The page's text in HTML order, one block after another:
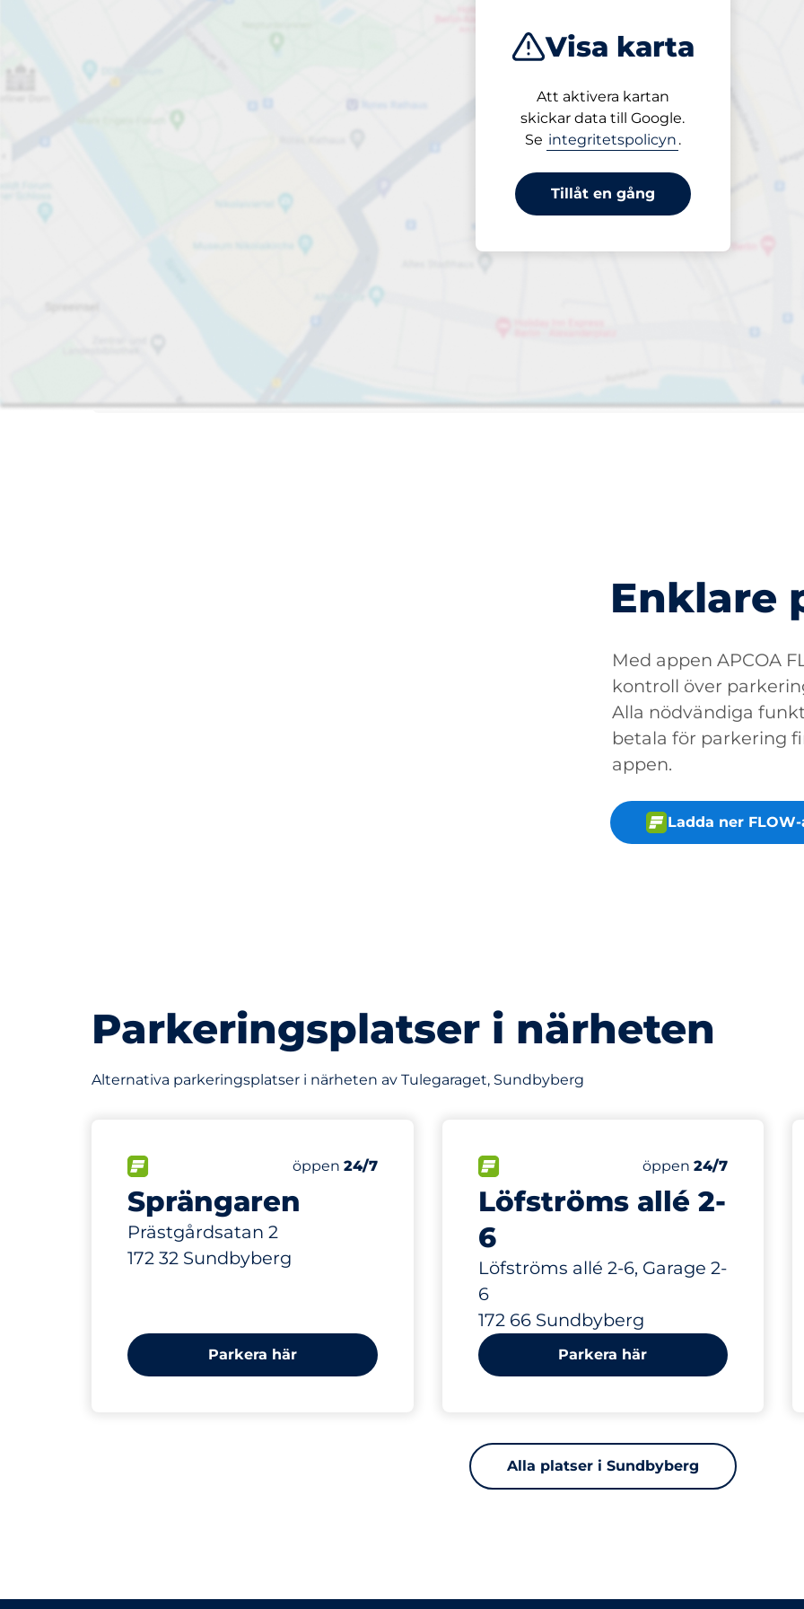
Visa karta
Att aktivera kartan
skickar data till Google.
Se integritetspolicyn .
Tillåt en gång
Öppet nu
Infartshöjd
Från 15,00 kr
Priser och betalning
Enklare
Med appen APCOA
kontroll över
Alla nödvändiga
betala för parkering
appen.
Ladda ner
Parkeringsplatser i närheten
Alternativa parkeringsplatser i närheten av Tulegaraget, Sundbyberg
Sprängaren
Prästgårdsatan 2
172 32 Sundbyberg
Antal parkeringsplatser:
Totalt antal platser
Lördag
öppen 24/7
360 m
Parkera här
Löfströms allé 2-
6
Löfströms allé 2-6, Garage 2-
6
172 66 Sundbyberg
Antal parkeringsplatser:
Totalt antal platser
Lördag
öppen24/7
837 m
Parkera här
Alla platser i Sundbyberg